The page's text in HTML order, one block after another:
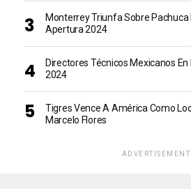
Monterrey Triunfa Sobre Pachuca
Apertura 2024
Directores Técnicos Mexicanos
2024
Tigres Vence A América Como
Marcelo Flores
ADVERTISEMENT